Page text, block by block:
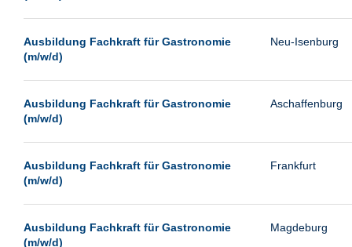
Leipzig
Magdeburg
Mannheim
Ausbildung Fachkraft für Gastronomie
(m/w/d)
Neu-Isenburg
Ausbildung Fachkraft für Gastronomie
(m/w/d)
Aschaffenburg
Ausbildung Fachkraft für Gastronomie
(m/w/d)
Frankfurt
Ausbildung Fachkraft für Gastronomie
(m/w/d)
Magdeburg